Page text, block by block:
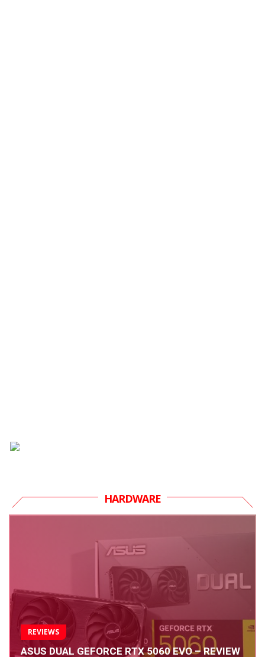
HARDWARE
REVIEWS
ASUS DUAL GEFORCE RTX 5060 EVO – REVIEW